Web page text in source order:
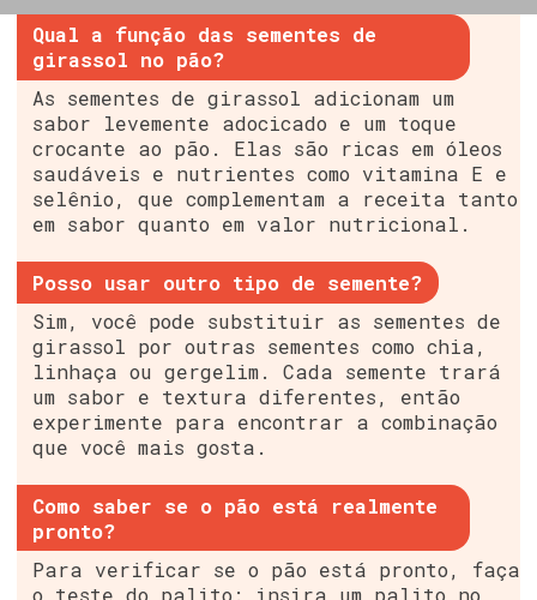
Qual a função das sementes de
girassol no pão?
As sementes de girassol adicionam um
sabor levemente adocicado e um toque
crocante ao pão. Elas são ricas em óleos
saudáveis e nutrientes como vitamina E e
selênio, que complementam a receita tanto
em sabor quanto em valor nutricional.
Posso usar outro tipo de semente?
Sim, você pode substituir as sementes de
girassol por outras sementes como chia,
linhaça ou gergelim. Cada semente trará
um sabor e textura diferentes, então
experimente para encontrar a combinação
que você mais gosta.
Como saber se o pão está realmente
pronto?
Para verificar se o pão está pronto, faça
o teste do palito: insira um palito no